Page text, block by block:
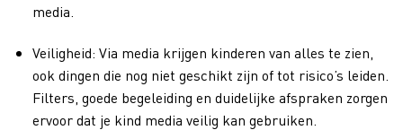
media.
Veiligheid: Via media krijgen kinderen van alles te zien,
ook dingen die nog niet geschikt zijn of tot risico’s leiden.
Filters, goede begeleiding en duidelijke afspraken zorgen
ervoor dat je kind media veilig kan gebruiken.